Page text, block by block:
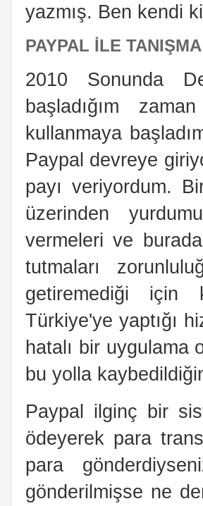
yazmış. Ben kendi
PAYPAL İLE TANIŞMA
2010 Sonunda
başladığım
kullanmaya
Paypal devreye
payı veriyordum.
üzerinden
vermeleri ve
tutmaları
getiremediği için
Türkiye'ye yaptığı
hatalı bir uygulama
bu yolla
Paypal ilginç bir
ödeyerek para
para
gönderilmişse ne